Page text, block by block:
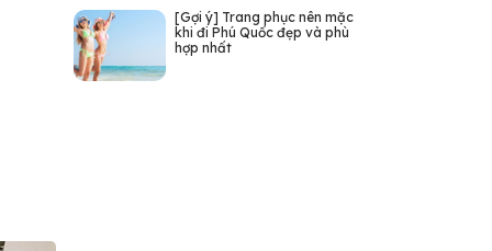
[Gợi ý] Trang phục nên mặc
khi đi Phú Quốc đẹp và phù
hợp nhất